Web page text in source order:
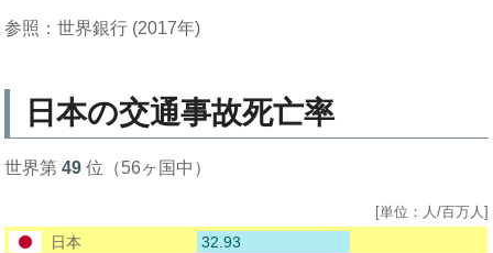
参照：世界銀行 (2017年)
日本の交通事故死亡率
世界第49 位（56ヶ国中）
[単位：人/百万人]
日本
32.93